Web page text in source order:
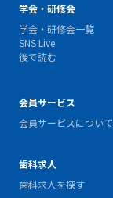
学会・研修会
学会・研修会一覧
SNS Live
後で読む
会員サービス
会員サービスについて
歯科求人
歯科求人を探す